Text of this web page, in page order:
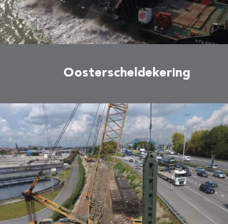
Meer
Oosterscheldekering
Kuilen in de bodem van de
Oosterschelde bedreigden de
veiligheid en stabiliteit van de
Oosterscheldekering. Om die
reden kreeg Herbosch-Kiere de
opdracht om de kuilen …